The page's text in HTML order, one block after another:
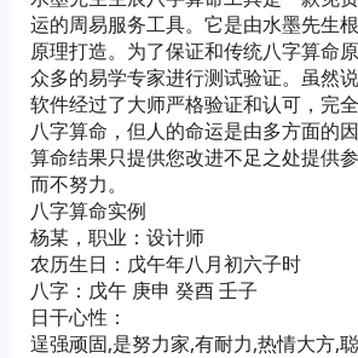
运的周易服务工具。它是由水墨先生
原理打造。为了保证和传统八字算命
众多的易学专家进行测试验证。虽然
软件经过了大师严格验证和认可，完
八字算命，但人的命运是由多方面的
算命结果只提供您改进不足之处提供
而不努力。
八字算命实例
杨某，职业：设计师
农历生日：戊午年八月初六子时
八字：戊午 庚申 癸酉 壬子
日干心性：
逞强顽固,是努力家,有耐力,热情大方,